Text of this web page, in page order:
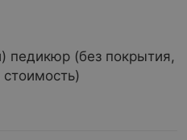
педикюр (без покрытия,